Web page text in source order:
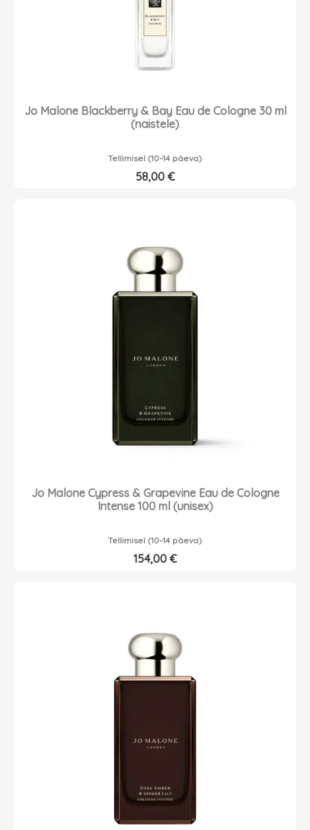
Jo Malone Blackberry & Bay Eau de Cologne 30 ml
(naistele)
Tellimisel (10–14 päeva)
58,00 €
Jo Malone Cypress & Grapevine Eau de Cologne
Intense 100 ml (unisex)
Tellimisel (10–14 päeva)
154,00 €